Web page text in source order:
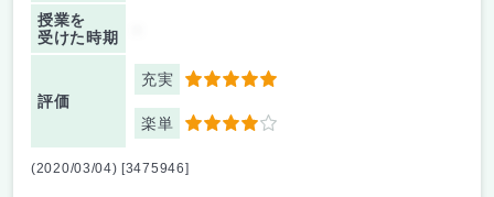
授業を
受けた時期
評価
充実 5
楽単 4
(2020/03/04) [3475946]